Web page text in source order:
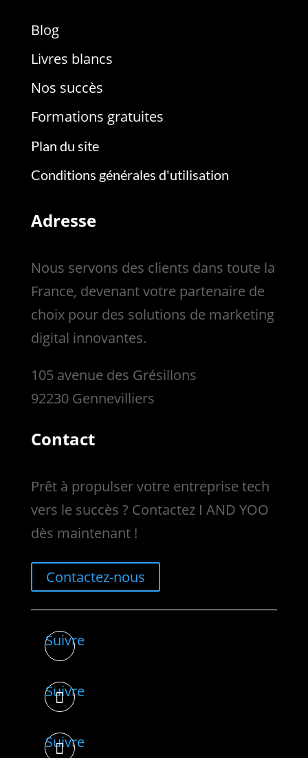
Blog
Livres blancs
Nos succès
Formations gratuites
Plan du site
Conditions générales d'utilisation
Adresse
Nous servons des clients dans toute la
France, devenant votre partenaire de
choix pour des solutions de marketing
digital innovantes.
105 avenue des Grésillons
92230 Gennevilliers
Contact
Prêt à propulser votre entreprise tech
vers le succès ? Contactez I AND YOO
dès maintenant !
Contactez-nous
Suivre
Suivre
Suivre